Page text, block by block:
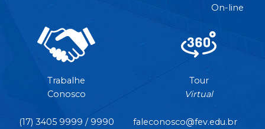
On-line
Trabalhe
Conosco
Tour
Virtual
(17) 3405 9999 / 9990 faleconosco@fev.edu.br